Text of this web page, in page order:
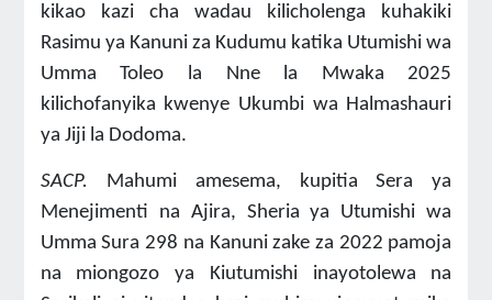
kikao kazi cha wadau kilicholenga kuhakiki
Rasimu ya Kanuni za Kudumu katika Utumishi wa
Umma Toleo la Nne la Mwaka 2025
kilichofanyika kwenye Ukumbi wa Halmashauri
ya Jiji la Dodoma.
SACP. Mahumi amesema, kupitia Sera ya
Menejimenti na Ajira, Sheria ya Utumishi wa
Umma Sura 298 na Kanuni zake za 2022 pamoja
na miongozo ya Kiutumishi inayotolewa na